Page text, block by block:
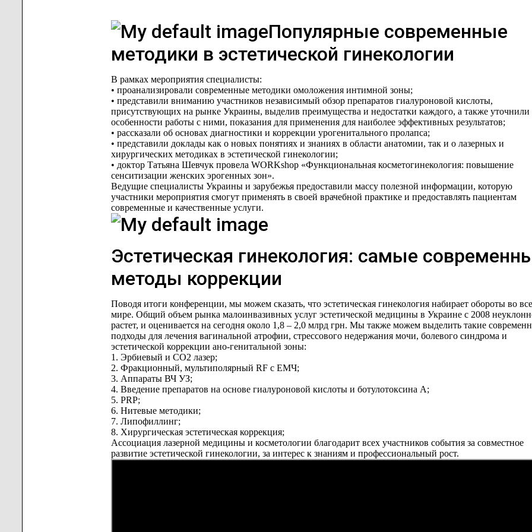
Популярные современные
методики в эстетической гинекологии
В рамках мероприятия специалисты:
• проанализировали современные методики омоложения интимной зоны;
• представили вниманию участников независимый обзор препаратов гиалуроновой кислоты,
присутствующих на рынке Украины, выделив преимущества и недостатки каждого, а также уточнили
особенности работы с ними, показания для применения для наиболее эффективных результатов;
• рассказали об основах диагностики и коррекции урогенитального пролапса;
• представили доклады как о новых понятиях и знаниях в области анатомии, так и о лазерных и
хирургических методиках в эстетической гинекологии;
• доктор Татьяна Шевчук провела WORKshop «Функциональная косметогинекология: повышение
сенситизации женских эрогенных зон».
Ведущие специалисты Украины и зарубежья предоставили массу полезной информации, которую
участники мероприятия смогут применять в своей врачебной практике и предоставлять пациентам
современные и качественные услуги.
Эстетическая гинекология: самые
методы коррекции
Поводя итоги конференции, мы можем сказать, что эстетическая гинекология набирает обороты во
мире. Общий объем рынка малоинвазивных услуг эстетической медицины в Украине с 2008
растет, и оценивается на сегодня около 1,8 – 2,0 млрд грн. Мы также можем выделить такие
подходы для лечения вагинальной атрофии, стрессового недержания мочи, болевого синдрома и
эстетической коррекции ано-генитальной зоны:
1. Эрбиевый и СО2 лазер;
2. Фракционный, мультиполярный RF с ЕМЧ;
3. Аппараты ВЧ УЗ;
4. Введение препаратов на основе гиалуроновой кислоты и ботулотоксина A;
5. PRP;
6. Нитевые методики;
7. Липофиллинг;
8. Хирургическая эстетическая коррекция;
Ассоциация лазерной медицины и косметологии благодарит всех участников события за совместное
развитие эстетической гинекологии, за интерес к знаниям и профессиональный рост.